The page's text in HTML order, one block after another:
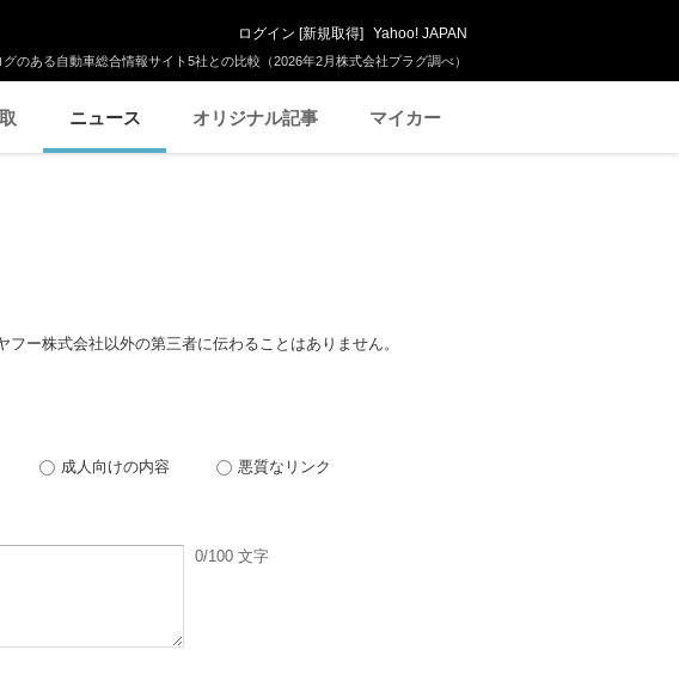
のある自動車総合情報サイト5社との比較（2026年2月株式会社プラグ調べ）
ログイン [新規取得] Yahoo! JAPAN
ニュース オリジナル記事 マイカー
ー株式会社以外の第三者に伝わることはありません。
成人向けの内容
悪質なリンク
0/100 文字